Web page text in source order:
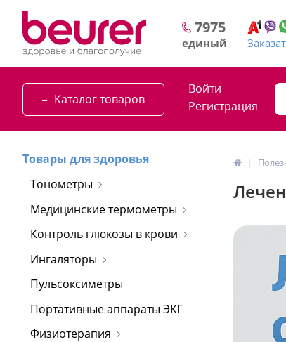
7975
единый
Каталог товаров
Войти
Регистрация
Товары для здоровья
Тонометры
Медицинские термометры
Контроль глюкозы в крови
Ингаляторы
Пульсоксиметры
Портативные аппараты ЭКГ
Физиотерапия